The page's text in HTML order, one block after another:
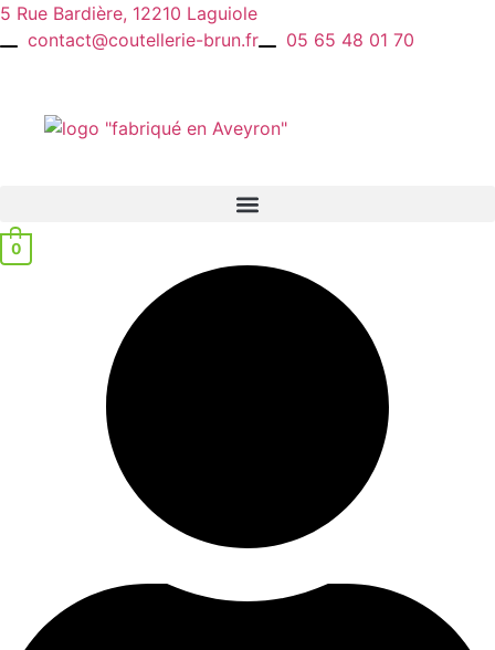
Aller
5 Rue Bardière, 12210 Laguiole
contact@coutellerie-brun.fr
05 65 48 01 70
0